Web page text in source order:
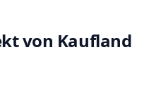
von Kaufland